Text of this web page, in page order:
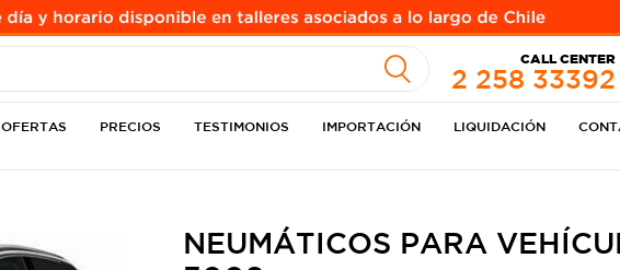
CALL CENTER
2 258 33392
OFERTAS PRECIOS TESTIMONIOS IMPORTACIÓN LIQUIDACIÓN
NEUMÁTICOS PARA